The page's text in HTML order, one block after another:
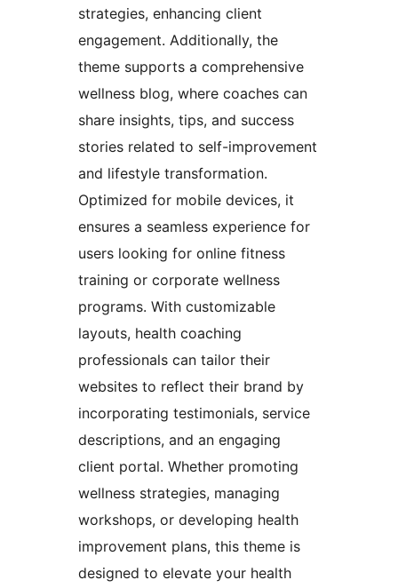
strategies, enhancing client
engagement. Additionally, the
theme supports a comprehensive
wellness blog, where coaches can
share insights, tips, and success
stories related to self-improvement
and lifestyle transformation.
Optimized for mobile devices, it
ensures a seamless experience for
users looking for online fitness
training or corporate wellness
programs. With customizable
layouts, health coaching
professionals can tailor their
websites to reflect their brand by
incorporating testimonials, service
descriptions, and an engaging
client portal. Whether promoting
wellness strategies, managing
workshops, or developing health
improvement plans, this theme is
designed to elevate your health